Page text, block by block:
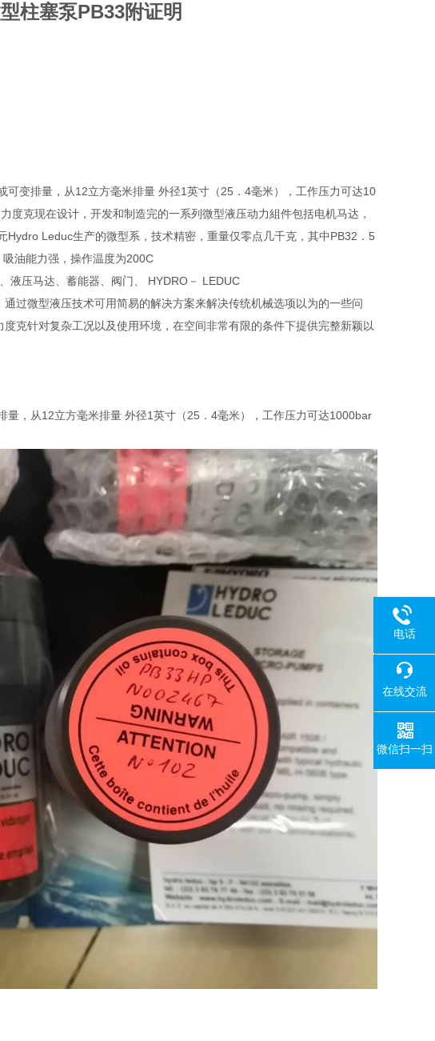
柱塞泵PB33附证明
变排量，从12立方毫米排量 外径1英寸（25．4毫米），工作压力可达10
克现在设计，开发和制造完的一系列微型液压动力組件包括电机马达，
Leduc生产的微型系，技术精密，重量仅零点几千克，其中PB32．5
油能力强，操作温度为200C
液压马达、蓄能器、阀门、 HYDRO－ LEDUC
过微型液压技术可用简易的解决方案来解决传统机械选项以为的一些问
克针对复杂工况以及使用环境，在空间非常有限的条件下提供完整新颖以
，从12立方毫米排量 外径1英寸（25．4毫米），工作压力可达1000bar
电话
在线交流
微信扫一扫